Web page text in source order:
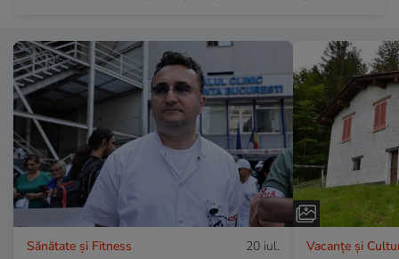
Sănătate și Fitness 20 iul. Vacanțe și